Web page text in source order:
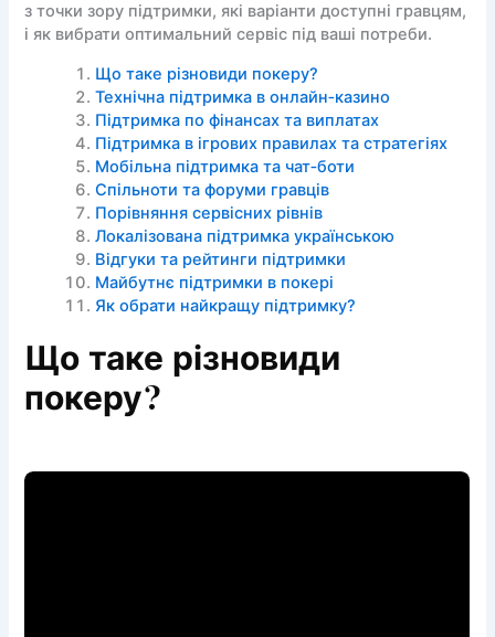
з точки зору підтримки, які варіанти доступні гравцям,
і як вибрати оптимальний сервіс під ваші потреби.
Що таке різновиди покеру?
Технічна підтримка в онлайн‑казино
Підтримка по фінансах та виплатах
Підтримка в ігрових правилах та стратегіях
Мобільна підтримка та чат‑боти
Спільноти та форуми гравців
Порівняння сервісних рівнів
Локалізована підтримка українською
Відгуки та рейтинги підтримки
Майбутнє підтримки в покері
Як обрати найкращу підтримку?
Що таке різновиди
покеру?